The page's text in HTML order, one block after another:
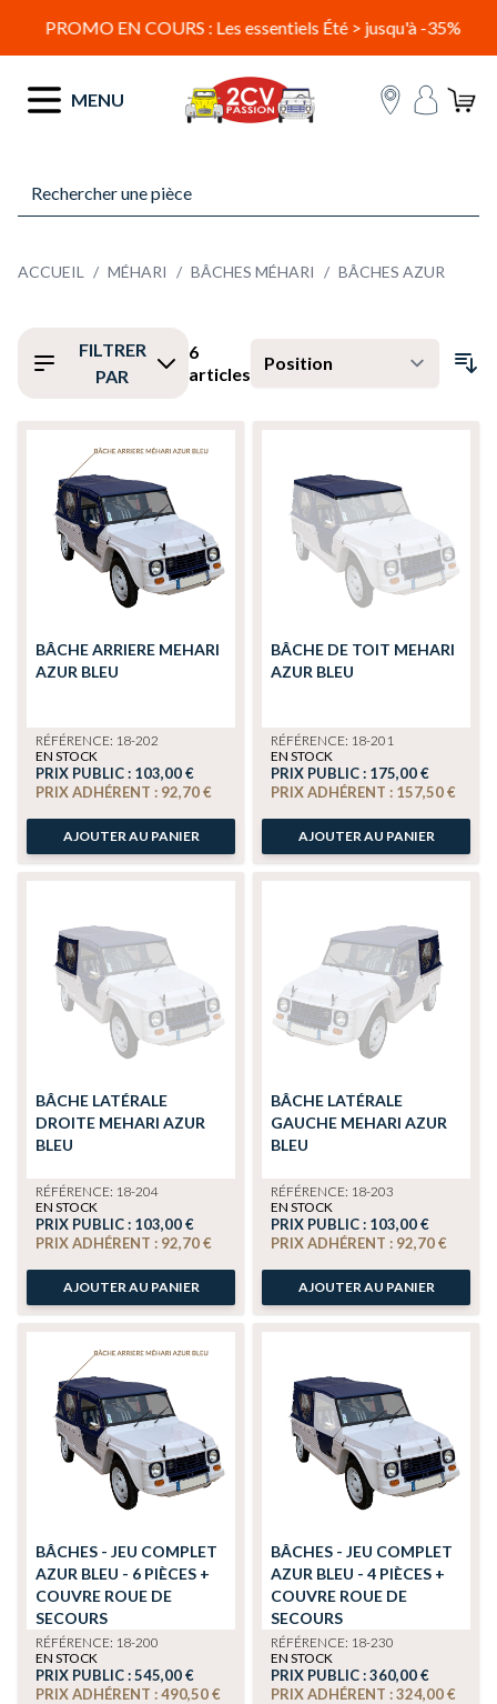
PROMO EN COURS : Les essentiels Été > jusqu'à -35%
MENU
ACCUEIL / MÉHARI / BÂCHES MÉHARI / BÂCHES AZUR
FILTRER
PAR
6
articles
BÂCHE ARRIERE MEHARI
AZUR BLEU
RÉFÉRENCE: 18-202
EN STOCK
PRIX PUBLIC : 103,00 €
PRIX ADHÉRENT : 92,70 €
AJOUTER AU PANIER
BÂCHE DE TOIT MEHARI
AZUR BLEU
RÉFÉRENCE: 18-201
EN STOCK
PRIX PUBLIC : 175,00 €
PRIX ADHÉRENT : 157,50 €
AJOUTER AU PANIER
BÂCHE LATÉRALE
DROITE MEHARI AZUR
BLEU
RÉFÉRENCE: 18-204
EN STOCK
PRIX PUBLIC : 103,00 €
PRIX ADHÉRENT : 92,70 €
AJOUTER AU PANIER
BÂCHE LATÉRALE
GAUCHE MEHARI AZUR
BLEU
RÉFÉRENCE: 18-203
EN STOCK
PRIX PUBLIC : 103,00 €
PRIX ADHÉRENT : 92,70 €
AJOUTER AU PANIER
BÂCHES - JEU COMPLET
AZUR BLEU - 6 PIÈCES +
COUVRE ROUE DE
SECOURS
RÉFÉRENCE: 18-200
EN STOCK
PRIX PUBLIC :545,00 €
PRIX ADHÉRENT :490,50 €
BÂCHES - JEU COMPLET
AZUR BLEU - 4 PIÈCES +
COUVRE ROUE DE
SECOURS
RÉFÉRENCE: 18-230
EN STOCK
PRIX PUBLIC :360,00 €
PRIX ADHÉRENT :324,00 €